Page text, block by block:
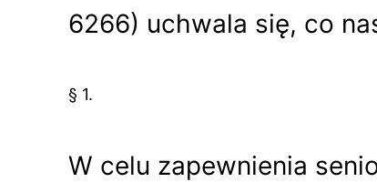
6266) uchwala się, co
§ 1.
W celu zapewnienia